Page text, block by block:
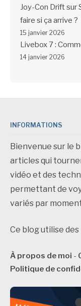
Joy-Con Drift sur
faire si ça arrive ?
15 janvier 2026
Livebox 7 :
14 janvier 2026
INFORMATIONS
Bienvenue sur le
articles qui
vidéo et des
permettant de
variés par
Ce blog utilise
À propos de moi -
Politique de